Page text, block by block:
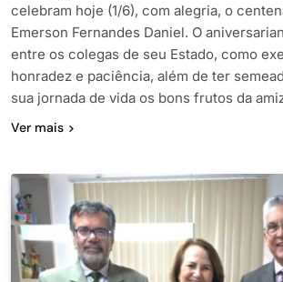
celebram hoje (1/6), com alegria, o
Emerson Fernandes Daniel. O
entre os colegas de seu Estado, como
honradez e paciência, além de ter
sua jornada de vida os bons frutos da
Ver mais